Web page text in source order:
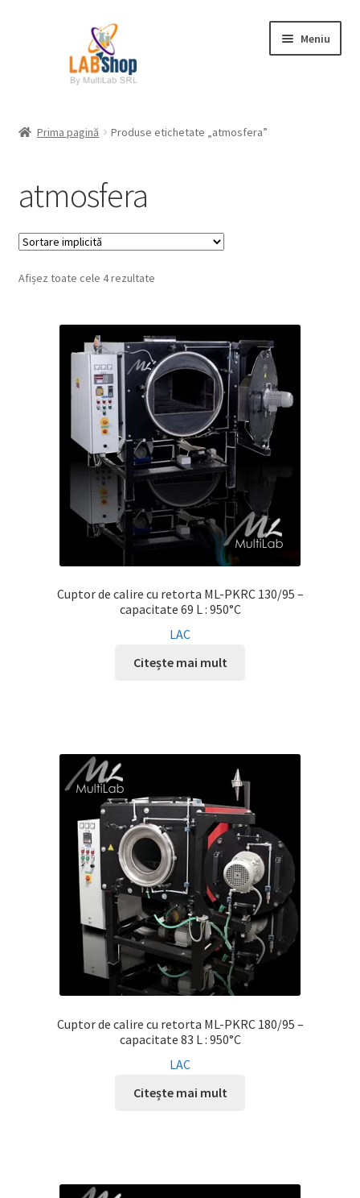
Meniu
Coș
Plată
Request a Quote
Condiții generale
Prelucrarea datelor cu caracter personal
Prima pagină Produse etichetate „atmosfera”
atmosfera
Afișez toate cele 4 rezultate
Cuptor de calire cu retorta ML-PKRC 130/95 –
capacitate 69 L : 950°C
LAC
Citește mai mult
Cuptor de calire cu retorta ML-PKRC 180/95 –
capacitate 83 L : 950°C
LAC
Citește mai mult